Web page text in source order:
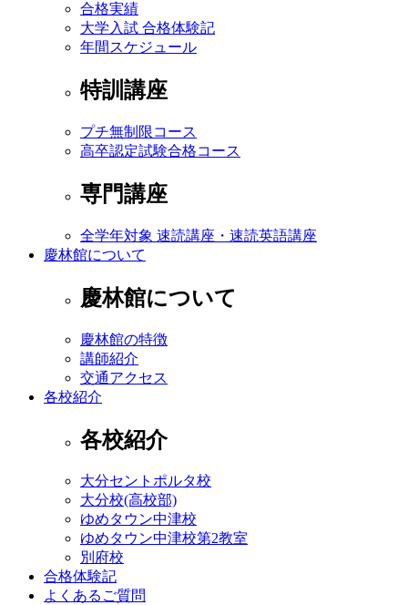
合格実績
大学入試 合格体験記
年間スケジュール
特訓講座
プチ無制限コース
高卒認定試験合格コース
専門講座
全学年対象 速読講座・速読英語講座
慶林館について
慶林館について
慶林館の特徴
講師紹介
交通アクセス
各校紹介
各校紹介
大分セントポルタ校
大分校(高校部)
ゆめタウン中津校
ゆめタウン中津校第2教室
別府校
合格体験記
よくあるご質問